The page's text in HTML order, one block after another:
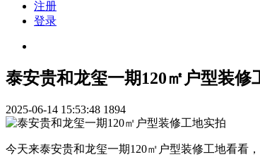
注册
登录
泰安贵和龙玺一期120㎡户型装修
2025-06-14 15:53:48 1894
今天来泰安贵和龙玺一期120㎡户型装修工地看看